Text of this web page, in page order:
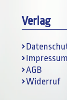
Verlag
Impressum
AGB
Widerruf